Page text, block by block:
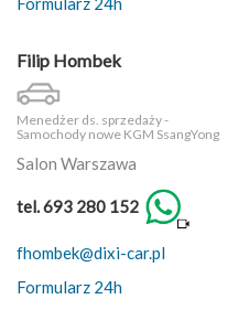
Filip Hombek
Menedżer ds. sprzedaży -
Samochody nowe KGM SsangYong
Salon Warszawa
tel. 693 280 152
fhombek@dixi-car.pl
Formularz 24h